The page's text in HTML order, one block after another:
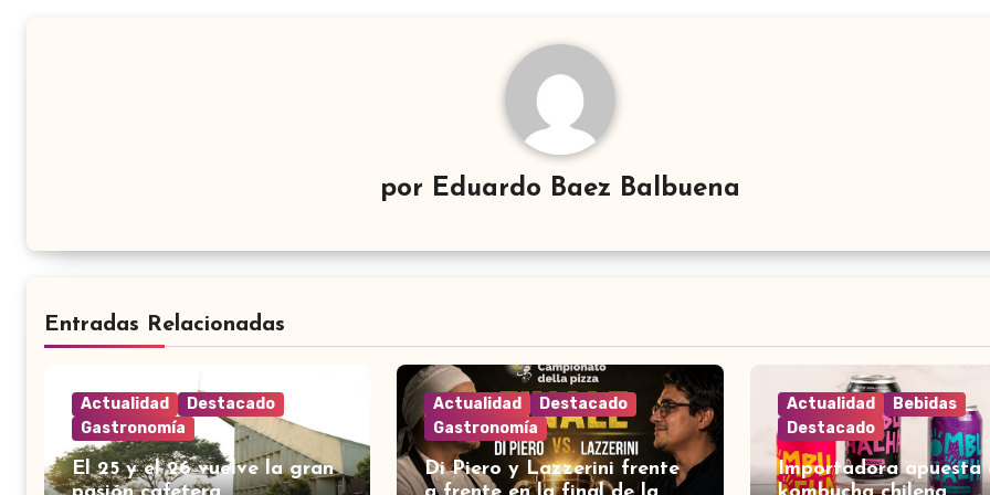
por Eduardo Baez Balbuena
Entradas Relacionadas
Actualidad
Destacado
Gastronomía
El 25 y el 26 vuelve la gran
Actualidad
Destacado
Gastronomía
Di Piero y Lazzerini frente
Actualidad
Bebidas
Destacado
Importadora apuesta